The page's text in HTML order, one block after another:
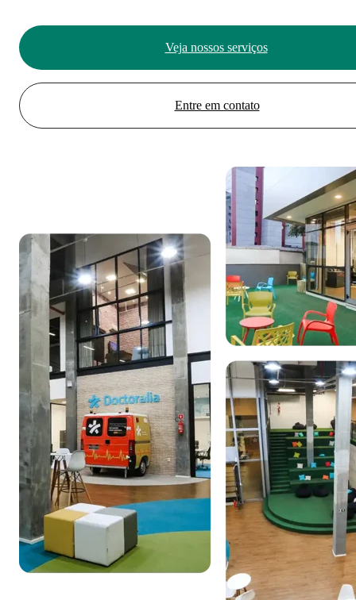
Veja nossos serviços
Entre em contato